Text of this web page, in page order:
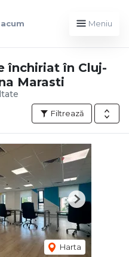
Meniu
închiriat în Cluj-
Marasti
Filtrează
Harta
Next